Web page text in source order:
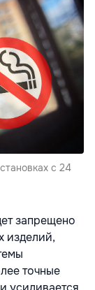
с 24
запрещено
изделий,
точные